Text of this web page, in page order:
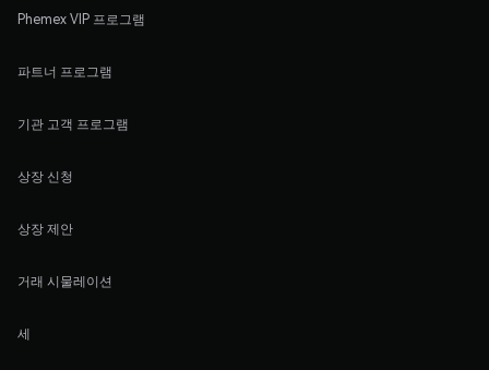
Phemex VIP 프로그램
파트너 프로그램
기관 고객 프로그램
상장 신청
상장 제안
거래 시물레이션
세